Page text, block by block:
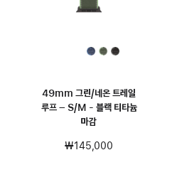
49mm 그린/네온 트레일
루프 – S/M - 블랙 티타늄
마감
₩145,000